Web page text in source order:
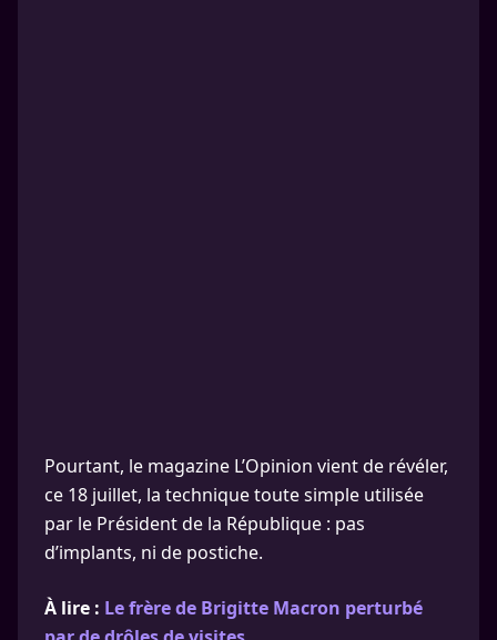
Pourtant, le magazine L’Opinion vient de révéler,
ce 18 juillet, la technique toute simple utilisée
par le Président de la République : pas
d’implants, ni de postiche.
À lire : Le frère de Brigitte Macron perturbé